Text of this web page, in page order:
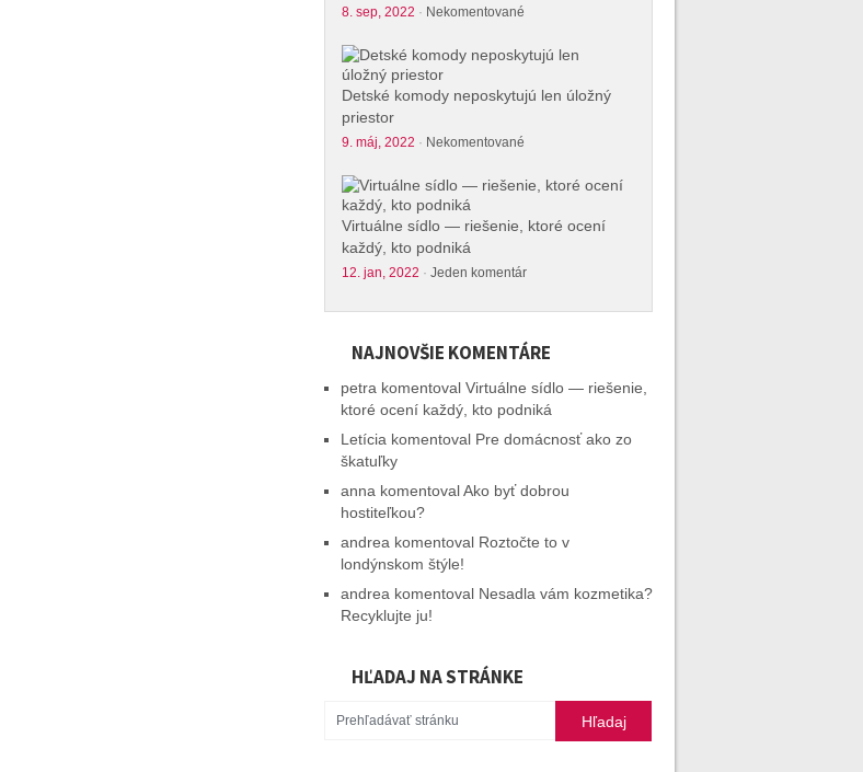
8. sep, 2022 · Nekomentované
Detské komody neposkytujú len úložný
priestor
9. máj, 2022 · Nekomentované
Virtuálne sídlo — riešenie, ktoré ocení
každý, kto podniká
12. jan, 2022 · Jeden komentár
NAJNOVŠIE KOMENTÁRE
petra komentoval Virtuálne sídlo — riešenie,
ktoré ocení každý, kto podniká
Letícia komentoval Pre domácnosť ako zo
škatuľky
anna komentovalAko byť dobrou
hostiteľkou?
andrea komentoval Roztočte to v
londýnskom štýle!
andrea komentoval Nesadla vám kozmetika?
Recyklujte ju!
HĽADAJ NA STRÁNKE